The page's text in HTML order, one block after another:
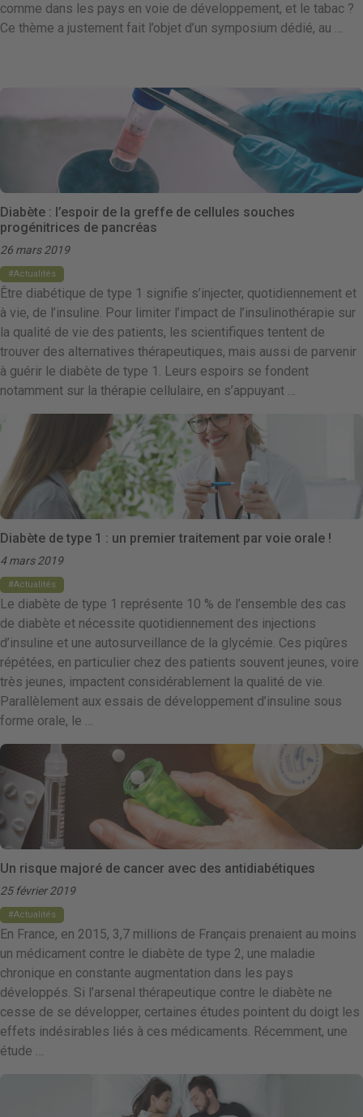
comme dans les pays en voie de développement, et le tabac ?
Ce thème a justement fait l’objet d’un symposium dédié, au …
Diabète : l’espoir de la greffe de cellules souches
progénitrices de pancréas
26 mars 2019
Actualités
Être diabétique de type 1 signifie s’injecter, quotidiennement et
à vie, de l’insuline. Pour limiter l’impact de l’insulinothérapie sur
la qualité de vie des patients, les scientifiques tentent de
trouver des alternatives thérapeutiques, mais aussi de parvenir
à guérir le diabète de type 1. Leurs espoirs se fondent
notamment sur la thérapie cellulaire, en s’appuyant …
Diabète de type 1 : un premier traitement par voie orale !
4 mars 2019
Actualités
Le diabète de type 1 représente 10 % de l’ensemble des cas
de diabète et nécessite quotidiennement des injections
d’insuline et une autosurveillance de la glycémie. Ces piqûres
répétées, en particulier chez des patients souvent jeunes, voire
très jeunes, impactent considérablement la qualité de vie.
Parallèlement aux essais de développement d’insuline sous
forme orale, le …
Un risque majoré de cancer avec des antidiabétiques
25 février 2019
Actualités
En France, en 2015, 3,7 millions de Français prenaient au moins
un médicament contre le diabète de type 2, une maladie
chronique en constante augmentation dans les pays
développés. Si l’arsenal thérapeutique contre le diabète ne
cesse de se développer, certaines études pointent du doigt les
effets indésirables liés à ces médicaments. Récemment, une
étude …